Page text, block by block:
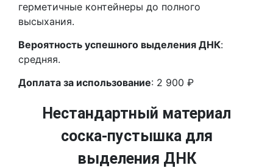
герметичные контейнеры до полного
высыхания.
Вероятность успешного выделения ДНК:
средняя.
Доплата за использование: 2 900 ₽
Нестандартный материал
соска-пустышка для
выделения ДНК